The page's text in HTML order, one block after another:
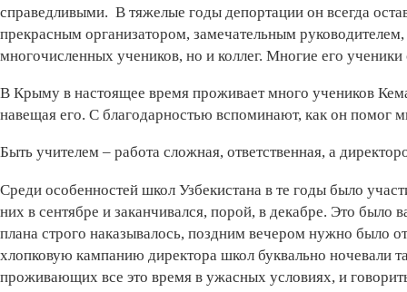
справедливыми. В тяжелые годы депортации он всегда
прекрасным организатором, замечательным
многочисленных учеников, но и коллег. Многие его
В Крыму в настоящее время проживает много учеников
навещая его. С благодарностью вспоминают, как он помог
Быть учителем – работа сложная, ответственная, а
Среди особенностей школ Узбекистана в те годы было
них в сентябре и заканчивался, порой, в декабре. Это
плана строго наказывалось, поздним вечером нужно было
хлопковую кампанию директора школ буквально ночевали
проживающих все это время в ужасных условиях, и